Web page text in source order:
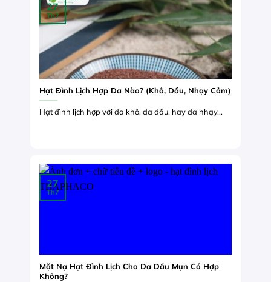
Hạt Đình Lịch Hợp Da Nào? (Khô, Dầu, Nhạy Cảm)
Hạt đình lịch hợp với da khô, da dầu, hay da nhạy...
27
Th7
Mặt Nạ Hạt Đình Lịch Cho Da Dầu Mụn Có Hợp
Không?
27
Th7